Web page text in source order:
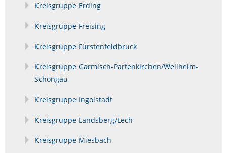
Kreisgruppe Erding
Kreisgruppe Freising
Kreisgruppe Fürstenfeldbruck
Kreisgruppe Garmisch-Partenkirchen/Weilheim-
Schongau
Kreisgruppe Ingolstadt
Kreisgruppe Landsberg/Lech
Kreisgruppe Miesbach